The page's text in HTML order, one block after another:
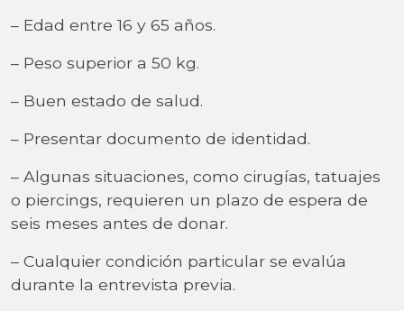
– Edad entre 16 y 65 años.
– Peso superior a 50 kg.
– Buen estado de salud.
– Presentar documento de identidad.
– Algunas situaciones, como cirugías, tatuajes
o piercings, requieren un plazo de espera de
seis meses antes de donar.
– Cualquier condición particular se evalúa
durante la entrevista previa.